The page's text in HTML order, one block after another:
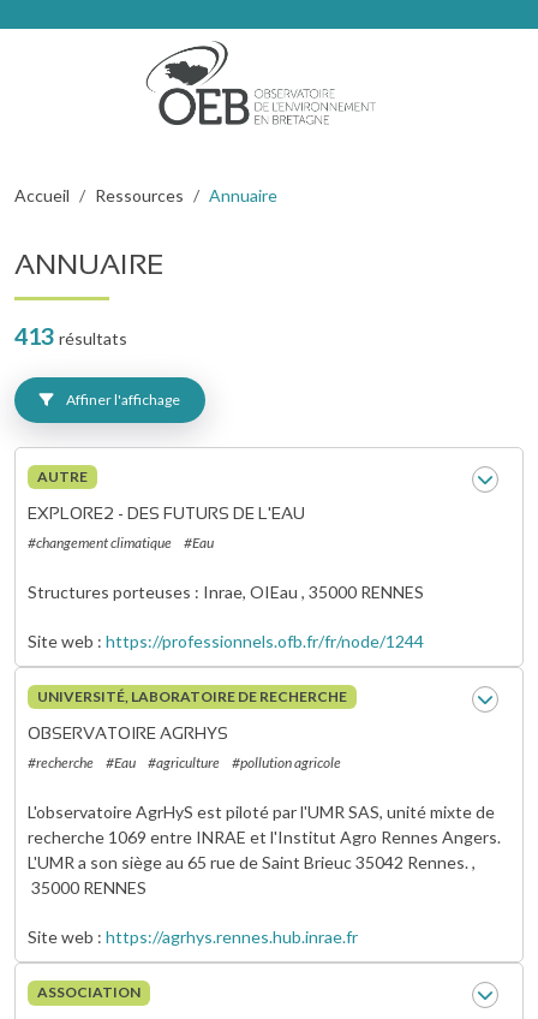
Fil d'Ariane
Accueil Ressources Annuaire
ANNUAIRE
413 résultats
Affiner l'affichage
AUTRE
EXPLORE2 - DES FUTURS DE L'EAU
#changement climatique #Eau
Structures porteuses : Inrae, OIEau , 35000 RENNES
Site web https://professionnels.ofb.fr/fr/node/1244
UNIVERSITÉ, LABORATOIRE DE RECHERCHE
OBSERVATOIRE AGRHYS
#recherche #Eau #agriculture #pollution agricole
L'observatoire AgrHyS est piloté par l'UMR SAS, unité mixte de
recherche 1069 entre INRAE et l'Institut Agro Rennes Angers.
L'UMR a son siège au 65 rue de Saint Brieuc 35042 Rennes. ,
35000 RENNES
Site web https://agrhys.rennes.hub.inrae.fr
ASSOCIATION